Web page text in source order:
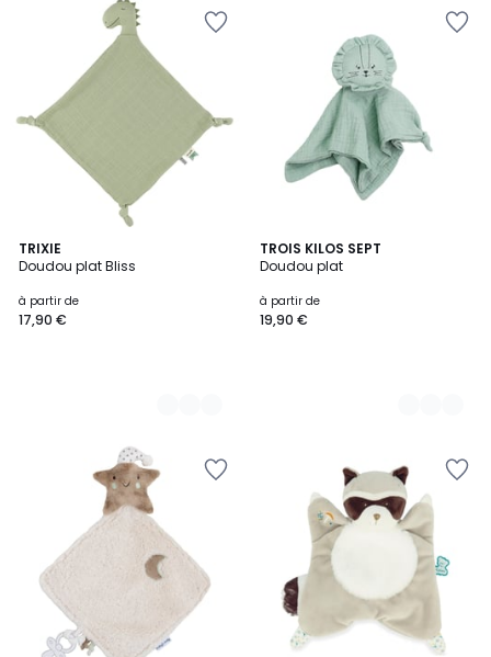
TRIXIE
Doudou plat Bliss
à partir de
17,90 €
2
Couleurs
TROIS KILOS SEPT
Doudou plat
à partir de
19,90 €
2
Couleurs